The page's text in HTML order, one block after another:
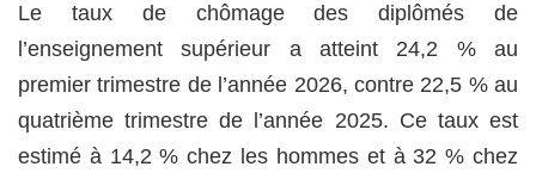
Le taux de chômage des diplômés de
l’enseignement supérieur a atteint 24,2 % au
premier trimestre de l’année 2026, contre 22,5 % au
quatrième trimestre de l’année 2025. Ce taux est
estimé à 14,2 % chez les hommes et à 32 % chez